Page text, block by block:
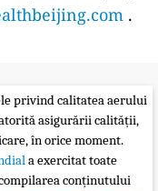
.
privind calitatea aerului
asigurării calității,
în orice moment.
a exercitat toate
conținutului